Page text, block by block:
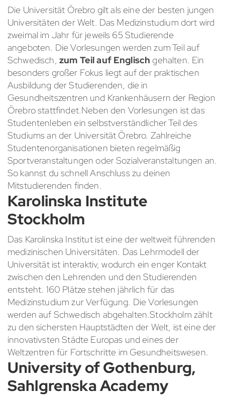
Die Universität Örebro gilt als eine der besten jungen
Universitäten der Welt. Das Medizinstudium dort wird
zweimal im Jahr für jeweils 65 Studierende
angeboten. Die Vorlesungen werden zum Teil auf
Schwedisch, zum Teil auf Englisch gehalten. Ein
besonders großer Fokus liegt auf der praktischen
Ausbildung der Studierenden, die in
Gesundheitszentren und Krankenhäusern der Region
Örebro stattfindet.Neben den Vorlesungen ist das
Studentenleben ein selbstverständlicher Teil des
Studiums an der Universität Örebro. Zahlreiche
Studentenorganisationen bieten regelmäßig
Sportveranstaltungen oder Sozialveranstaltungen an.
So kannst du schnell Anschluss zu deinen
Mitstudierenden finden.
Karolinska Institute
Stockholm
Das Karolinska Institut ist eine der weltweit führenden
medizinischen Universitäten. Das Lehrmodell der
Universität ist interaktiv, wodurch ein enger Kontakt
zwischen den Lehrenden und den Studierenden
entsteht. 160 Plätze stehen jährlich für das
Medizinstudium zur Verfügung. Die Vorlesungen
werden auf Schwedisch abgehalten.Stockholm zählt
zu den sichersten Hauptstädten der Welt, ist eine der
innovativsten Städte Europas und eines der
Weltzentren für Fortschritte im Gesundheitswesen.
University of Gothenburg,
Sahlgrenska Academy